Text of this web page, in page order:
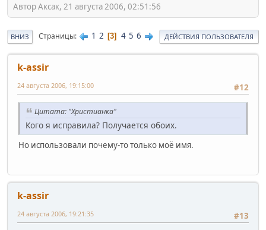
Автор Аксак, 21 августа 2006, 02:51:56
ВНИЗ Страницы 1 2 3 4 5 6 ДЕЙСТВИЯ ПОЛЬЗОВАТЕЛЯ
k-assir
#12
24 августа 2006, 19:15:00
Цитата: "Христианка"
Кого я исправила? Получается обоих.
Но использовали почему-то только моё имя.
k-assir
#13
24 августа 2006, 19:21:35